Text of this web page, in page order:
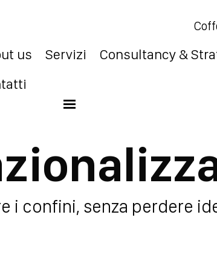
us Servizi Consultancy &
i confini, senza perdere